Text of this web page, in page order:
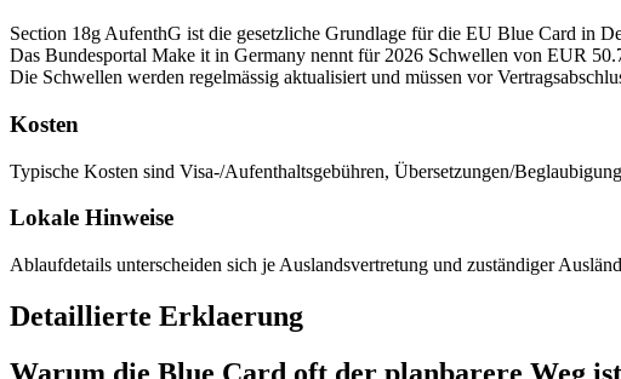
Section 18g AufenthG ist die gesetzliche Grundlage für die EU Blue Card in
Das Bundesportal Make it in Germany nennt für 2026 Schwellen von EUR
Die Schwellen werden regelmässig aktualisiert und müssen vor
Kosten
Typische Kosten sind Visa-/Aufenthaltsgebühren, Übersetzungen/
Lokale Hinweise
Ablaufdetails unterscheiden sich je Auslandsvertretung und zuständiger
Detaillierte Erklaerung